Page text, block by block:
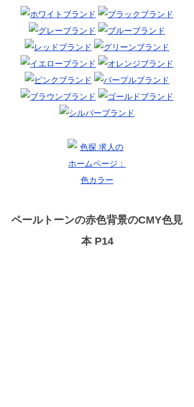
ペールトーンの赤色背景のCMY色見
本 P14